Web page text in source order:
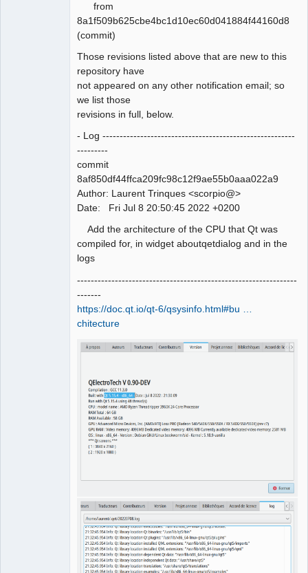
from
8a1f509b625cbe4bc1d10ec60d041884f44160d8
(commit)
Those revisions listed above that are new to this
repository have
not appeared on any other notification email; so
we list those
revisions in full, below.
- Log --------------------------------------------------------
---------
commit
8af850df44ffca209fc98c12f9ae55b0aaa022a9
Author: Laurent Trinques <scorpio@>
Date: Fri Jul 8 20:50:45 2022 +0200
Add the architecture of the CPU that Qt was
compiled for, in widget aboutqetdialog and in the
logs
----------------------------------------------------------------
-------
https://doc.qt.io/qt-6/qsysinfo.html#bu …
chitecture